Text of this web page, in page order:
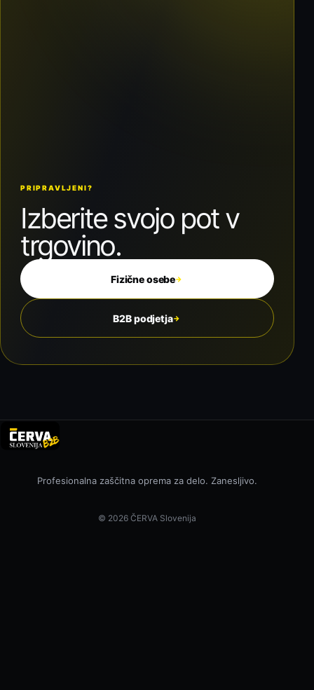
PRIPRAVLJENI?
Izberite svojo pot v
trgovino.
Fizične osebe→
B2B podjetja→
Profesionalna zaščitna oprema za delo. Zanesljivo.
© 2026 ČERVA Slovenija